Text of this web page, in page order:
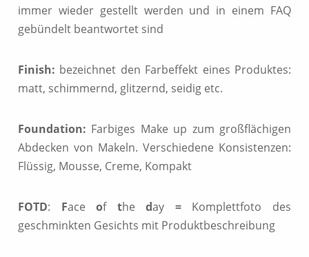
immer wieder gestellt werden und in einem FAQ
gebündelt beantwortet sind
Finish: bezeichnet den Farbeffekt eines Produktes:
matt, schimmernd, glitzernd, seidig etc.
Foundation: Farbiges Make up zum großflächigen
Abdecken von Makeln. Verschiedene Konsistenzen:
Flüssig, Mousse, Creme, Kompakt
FOTD: Faceof theday = Komplettfoto des
geschminkten Gesichts mit Produktbeschreibung